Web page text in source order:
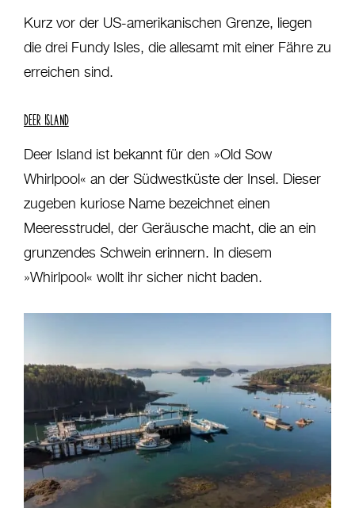
Kurz vor der US-amerikanischen Grenze, liegen
die drei Fundy Isles, die allesamt mit einer Fähre zu
erreichen sind.
DEER ISLAND
Deer Island ist bekannt für den »Old Sow
Whirlpool« an der Südwestküste der Insel. Dieser
zugeben kuriose Name bezeichnet einen
Meeresstrudel, der Geräusche macht, die an ein
grunzendes Schwein erinnern. In diesem
»Whirlpool« wollt ihr sicher nicht baden.